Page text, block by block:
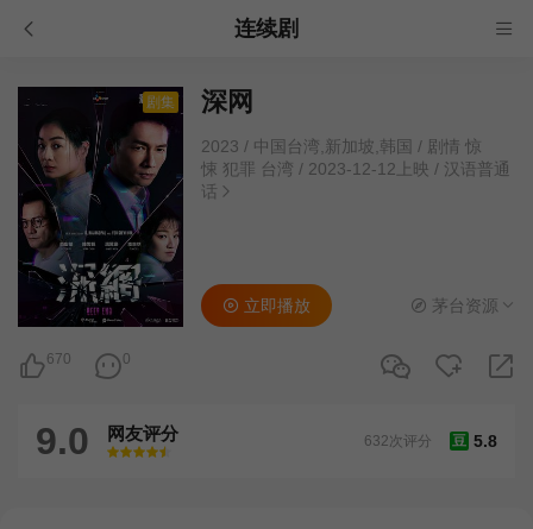
连续剧
剧集 深网
2023 / 中国台湾,新加坡,韩国 / 剧情 惊
悚 犯罪 台湾 / 2023-12-12上映 / 汉语普通
话
670 0
立即播放 茅台资源
9.0 网友评分
很差
较差还行推荐力荐
豆 5.8
632次评分